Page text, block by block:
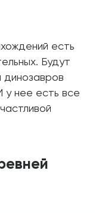
есть
Будут
динозавров
у нее есть все